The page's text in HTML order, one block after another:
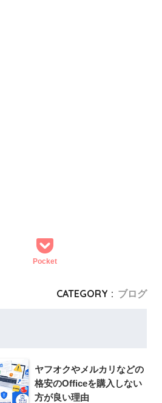
Pocket
CATEGORY : ブログ
ヤフオクやメルカリなどの
格安のOfficeを購入しない
方が良い理由